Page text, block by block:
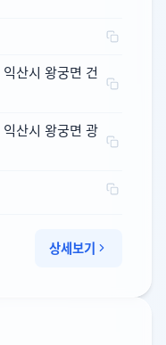
산시 왕궁면 건
산시 왕궁면 광
상세보기